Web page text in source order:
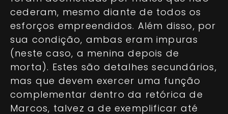
cederam, mesmo diante de todos os
esforços empreendidos. Além disso, por
sua condição, ambas eram impuras
(neste caso, a menina depois de
morta). Estes são detalhes secundários,
mas que devem exercer uma função
complementar dentro da retórica de
Marcos, talvez a de exemplificar até